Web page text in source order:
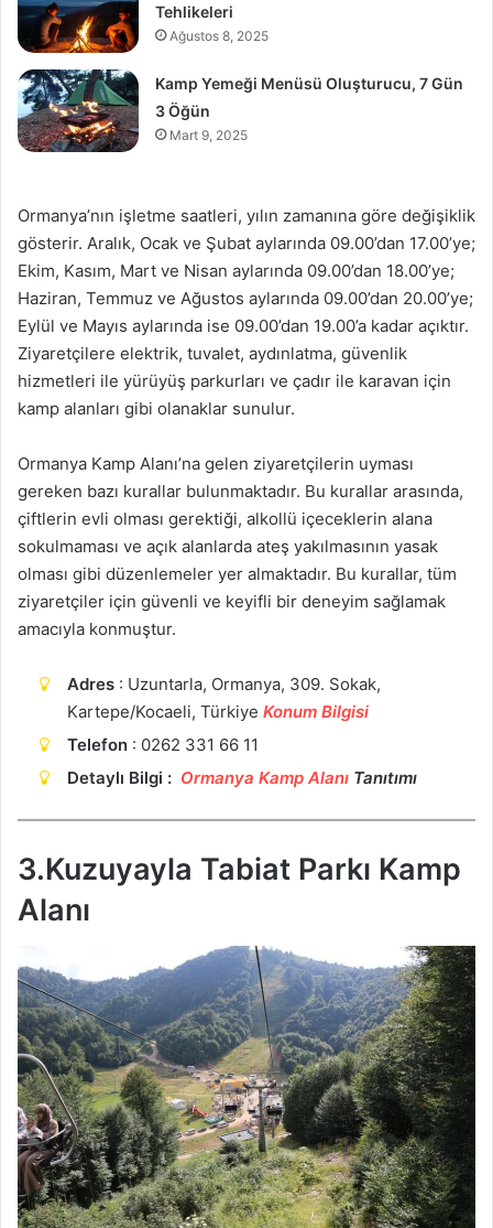
Tehlikeleri
Ağustos 8, 2025
Kamp Yemeği Menüsü Oluşturucu, 7 Gün
3 Öğün
Mart 9, 2025
Ormanya’nın işletme saatleri, yılın zamanına göre değişiklik
gösterir. Aralık, Ocak ve Şubat aylarında 09.00’dan 17.00’ye;
Ekim, Kasım, Mart ve Nisan aylarında 09.00’dan 18.00’ye;
Haziran, Temmuz ve Ağustos aylarında 09.00’dan 20.00’ye;
Eylül ve Mayıs aylarında ise 09.00’dan 19.00’a kadar açıktır.
Ziyaretçilere elektrik, tuvalet, aydınlatma, güvenlik
hizmetleri ile yürüyüş parkurları ve çadır ile karavan için
kamp alanları gibi olanaklar sunulur.
Ormanya Kamp Alanı’na gelen ziyaretçilerin uyması
gereken bazı kurallar bulunmaktadır. Bu kurallar arasında,
çiftlerin evli olması gerektiği, alkollü içeceklerin alana
sokulmaması ve açık alanlarda ateş yakılmasının yasak
olması gibi düzenlemeler yer almaktadır. Bu kurallar, tüm
ziyaretçiler için güvenli ve keyifli bir deneyim sağlamak
amacıyla konmuştur.
Adres : Uzuntarla, Ormanya, 309. Sokak,
Kartepe/Kocaeli, Türkiye Konum Bilgisi
Telefon : 0262 331 66 11
Detaylı Bilgi : Ormanya Kamp Alanı Tanıtımı
3.Kuzuyayla Tabiat Parkı Kamp
Alanı